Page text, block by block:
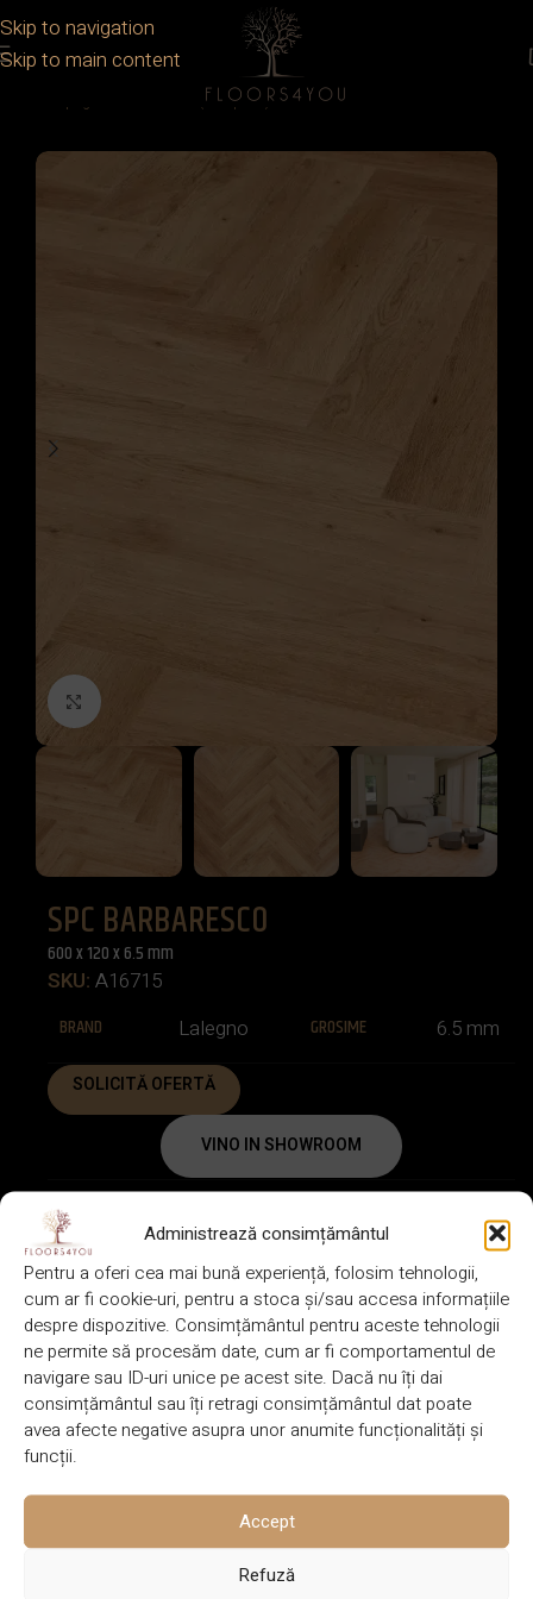
Administrează consimțământul
Pentru a oferi cea mai bună experiență, folosim tehnologii,
cum ar fi cookie-uri, pentru a stoca și/sau accesa informațiile
despre dispozitive. Consimțământul pentru aceste tehnologii
ne permite să procesăm date, cum ar fi comportamentul de
navigare sau ID-uri unice pe acest site. Dacă nu îți dai
consimțământul sau îți retragi consimțământul dat poate
avea afecte negative asupra unor anumite funcționalități și
funcții.
Accept
Refuză
Skip to navigation
Skip to main content
SPC (Compozit)
Click to enlarge
SPC BARBARESCO
600 x 120 x 6.5 mm
SKU: A16715
BRAND
Lalegno GROSIME 6.5 mm
SOLICITĂ OFERTĂ
VINO IN SHOWROOM
FIȘĂ TEHNICĂ GARANȚIE
DESCRIERE
BRAND Lalegno DIMENSIUNE
1220 x 180
CULOARE Natural SISTEM DE IMBINARE Click